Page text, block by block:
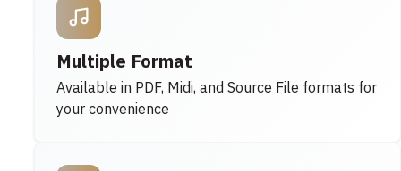
Multiple Format
Available in PDF, Midi, and Source File formats for
your convenience